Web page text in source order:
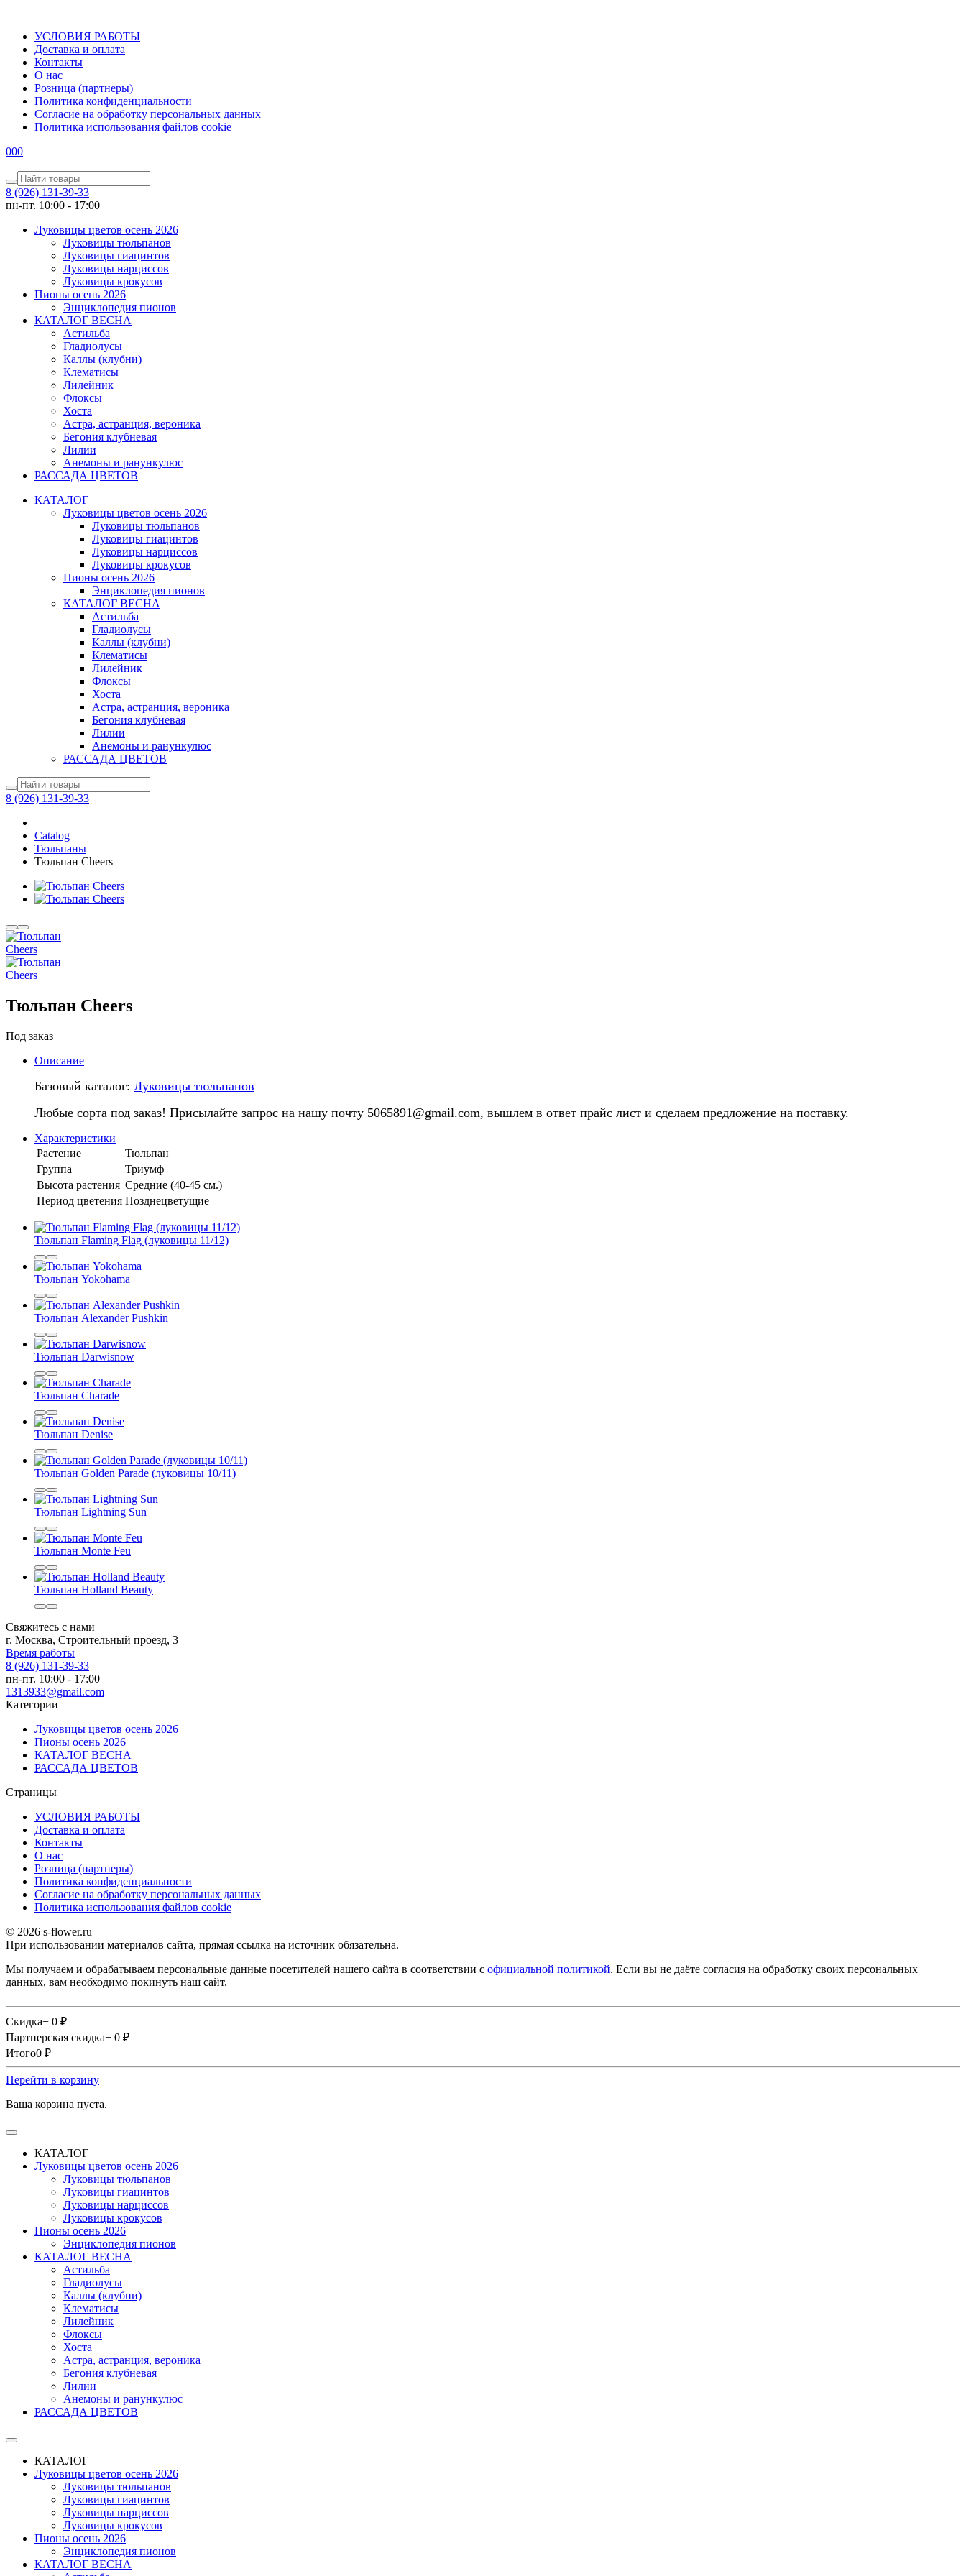
УСЛОВИЯ РАБОТЫ
Доставка и оплата
Контакты
О наc
Розница (партнеры)
Политика конфиденциальности
Согласие на обработку персональных данных
Политика использования файлов сookie
000
8 (926) 131-39-33
пн-пт. 10:00 - 17:00
Луковицы цветов осень 2026
Луковицы тюльпанов
Луковицы гиацинтов
Луковицы нарциссов
Луковицы крокусов
Пионы осень 2026
Энциклопедия пионов
КАТАЛОГ ВЕСНА
Астильба
Гладиолусы
Каллы (клубни)
Клематисы
Лилейник
Флоксы
Хоста
Астра, астранция, вероника
Бегония клубневая
Лилии
Анемоны и ранункулюс
РАССАДА ЦВЕТОВ
КАТАЛОГ
Луковицы цветов осень 2026
Луковицы тюльпанов
Луковицы гиацинтов
Луковицы нарциссов
Луковицы крокусов
Пионы осень 2026
Энциклопедия пионов
КАТАЛОГ ВЕСНА
Астильба
Гладиолусы
Каллы (клубни)
Клематисы
Лилейник
Флоксы
Хоста
Астра, астранция, вероника
Бегония клубневая
Лилии
Анемоны и ранункулюс
РАССАДА ЦВЕТОВ
8 (926) 131-39-33
Catalog
Тюльпаны
Тюльпан Cheers
Тюльпан Cheers
Под заказ
Описание
Базовый каталог: Луковицы тюльпанов
Любые сорта под заказ! Присылайте запрос на нашу почту 5065891@gmail.com, вышлем в ответ прайс лист и сделаем предложение на поставку.
Характеристики
Растение
Тюльпан
Группа
Триумф
Высота растения Средние (40-45 см.)
Период цветения Позднецветущие
Тюльпан Flaming Flag (луковицы 11/12)
Тюльпан Yokohama
Тюльпан Alexander Pushkin
Тюльпан Darwisnow
Тюльпан Charade
Тюльпан Denise
Тюльпан Golden Parade (луковицы 10/11)
Тюльпан Lightning Sun
Тюльпан Monte Feu
Тюльпан Holland Beauty
Свяжитесь с нами
г. Москва, Строительный проезд, 3
Время работы
8 (926) 131-39-33
пн-пт. 10:00 - 17:00
1313933@gmail.com
Категории
Луковицы цветов осень 2026
Пионы осень 2026
КАТАЛОГ ВЕСНА
РАССАДА ЦВЕТОВ
Страницы
УСЛОВИЯ РАБОТЫ
Доставка и оплата
Контакты
О наc
Розница (партнеры)
Политика конфиденциальности
Согласие на обработку персональных данных
Политика использования файлов сookie
© 2026 s-flower.ru
При использовании материалов сайта, прямая ссылка на источник обязательна.
Мы получаем и обрабатываем персональные данные посетителей нашего сайта в соответствии с официальной политикой. Если вы не даёте согласия на обработку своих персональных
данных, вам необходимо покинуть наш сайт.
Скидка− 0 ₽
Партнерская скидка− 0 ₽
Итого0 ₽
Перейти в корзину
Ваша корзина пуста.
КАТАЛОГ
Луковицы цветов осень 2026
Луковицы тюльпанов
Луковицы гиацинтов
Луковицы нарциссов
Луковицы крокусов
Пионы осень 2026
Энциклопедия пионов
КАТАЛОГ ВЕСНА
Астильба
Гладиолусы
Каллы (клубни)
Клематисы
Лилейник
Флоксы
Хоста
Астра, астранция, вероника
Бегония клубневая
Лилии
Анемоны и ранункулюс
РАССАДА ЦВЕТОВ
КАТАЛОГ
Луковицы цветов осень 2026
Луковицы тюльпанов
Луковицы гиацинтов
Луковицы нарциссов
Луковицы крокусов
Пионы осень 2026
Энциклопедия пионов
КАТАЛОГ ВЕСНА